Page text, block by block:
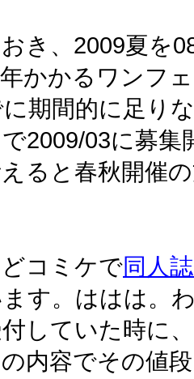
き、2009夏を
かかるワンフ
期間的に足り
2009/03に募
ると春秋開催
コミケで同人
す。ははは。
していた時に
内容でその値